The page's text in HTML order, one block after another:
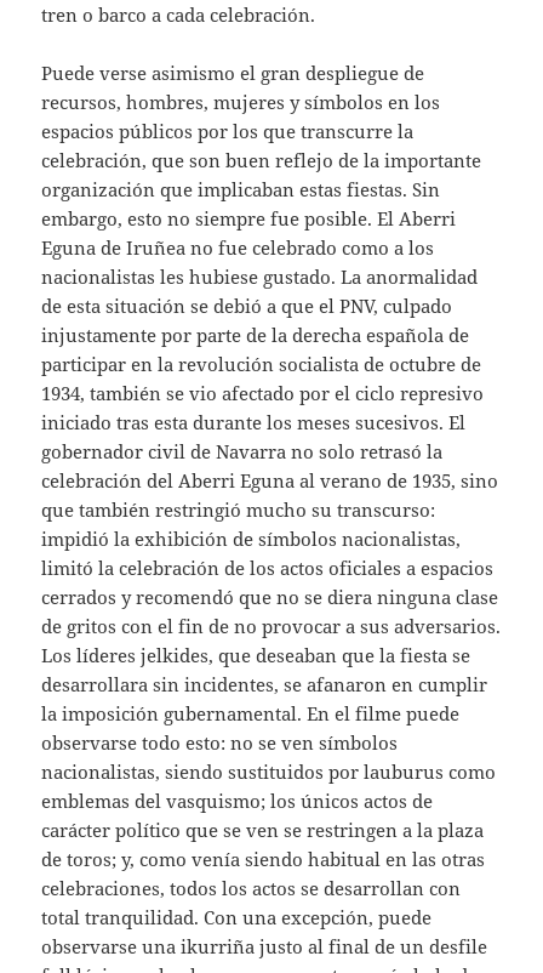
tren o barco a cada celebración.
Puede verse asimismo el gran despliegue de
recursos, hombres, mujeres y símbolos en los
espacios públicos por los que transcurre la
celebración, que son buen reflejo de la importante
organización que implicaban estas fiestas. Sin
embargo, esto no siempre fue posible. El Aberri
Eguna de Iruñea no fue celebrado como a los
nacionalistas les hubiese gustado. La anormalidad
de esta situación se debió a que el PNV, culpado
injustamente por parte de la derecha española de
participar en la revolución socialista de octubre de
1934, también se vio afectado por el ciclo represivo
iniciado tras esta durante los meses sucesivos. El
gobernador civil de Navarra no solo retrasó la
celebración del Aberri Eguna al verano de 1935, sino
que también restringió mucho su transcurso:
impidió la exhibición de símbolos nacionalistas,
limitó la celebración de los actos oficiales a espacios
cerrados y recomendó que no se diera ninguna clase
de gritos con el fin de no provocar a sus adversarios.
Los líderes jelkides, que deseaban que la fiesta se
desarrollara sin incidentes, se afanaron en cumplir
la imposición gubernamental. En el filme puede
observarse todo esto: no se ven símbolos
nacionalistas, siendo sustituidos por lauburus como
emblemas del vasquismo; los únicos actos de
carácter político que se ven se restringen a la plaza
de toros; y, como venía siendo habitual en las otras
celebraciones, todos los actos se desarrollan con
total tranquilidad. Con una excepción, puede
observarse una ikurriña justo al final de un desfile